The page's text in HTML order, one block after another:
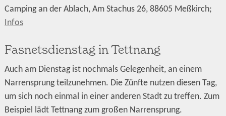
Camping an der Ablach, Am Stachus 26, 88605 Meßkirch;
Infos
Fasnetsdienstag in Tettnang
Auch am Dienstag ist nochmals Gelegenheit, an einem
Narrensprung teilzunehmen. Die Zünfte nutzen diesen Tag,
um sich noch einmal in einer anderen Stadt zu treffen. Zum
Beispiel lädt Tettnang zum großen Narrensprung.